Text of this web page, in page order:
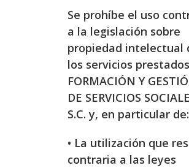
Se prohíbe el uso
a la legislación sobre
propiedad intelectual
los servicios
FORMACIÓN Y
DE SERVICIOS
S.C. y, en particular de:
• La utilización que
contraria a las leyes